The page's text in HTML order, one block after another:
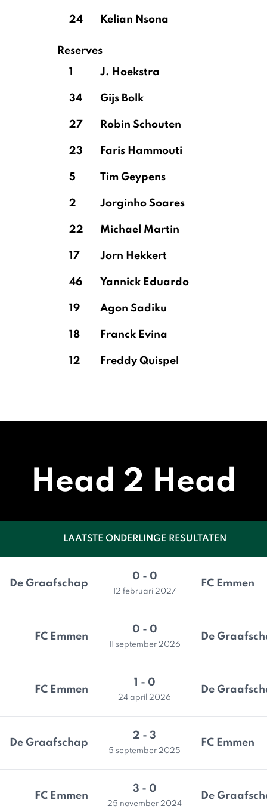
24 Kelian Nsona
Reserves
1
J. Hoekstra
34 Gijs Bolk
27 Robin Schouten
23 Faris Hammouti
5 Tim Geypens
2 Jorginho Soares
22 Michael Martin
17 Jorn Hekkert
46 Yannick Eduardo
19 Agon Sadiku
18 Franck Evina
12 Freddy Quispel
Head 2 Head
LAATSTE ONDERLINGE RESULTATEN
De Graafschap
0 - 0
12 februari 2027
FC Emmen
FC Emmen
0 - 0
11 september 2026
De
FC Emmen
1 - 0
24 april 2026
De
De Graafschap
2 - 3
5 september 2025
FC Emmen
FC Emmen
3 - 0
25 november 2024
De